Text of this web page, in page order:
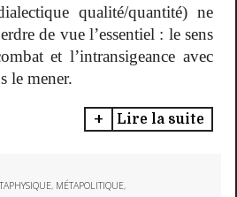
qualité/quantité) ne
de vue l’essentiel : le sens
et l’intransigeance avec
le mener.
Lire la suite
, MÉTAPOLITIQUE,